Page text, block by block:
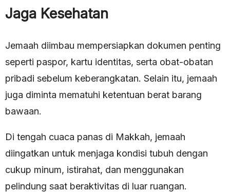
Jaga Kesehatan
Jemaah diimbau mempersiapkan dokumen penting
seperti paspor, kartu identitas, serta obat-obatan
pribadi sebelum keberangkatan. Selain itu, jemaah
juga diminta mematuhi ketentuan berat barang
bawaan.
Di tengah cuaca panas di Makkah, jemaah
diingatkan untuk menjaga kondisi tubuh dengan
cukup minum, istirahat, dan menggunakan
pelindung saat beraktivitas di luar ruangan.